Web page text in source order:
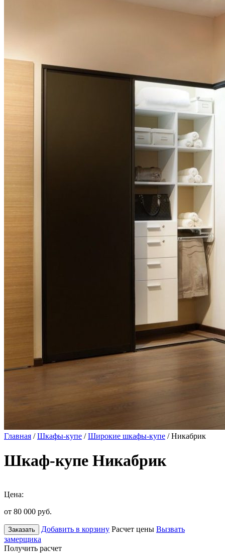
Главная /Шкафы-купе /Широкие шкафы-купе / Никабрик
Шкаф-купе Никабрик
Цена:
от 80 000 руб.
Заказать Добавить в корзину Расчет цены Вызвать
замерщика
Получить расчет